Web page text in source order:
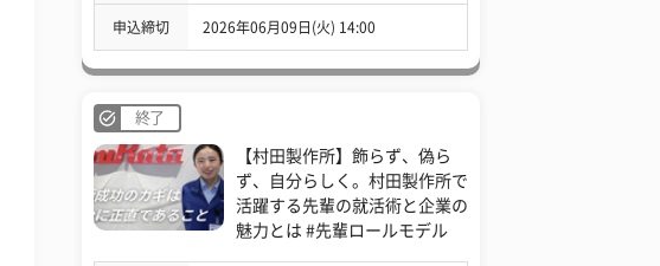
申込締切 2026年06月09日(火) 14:00
終了
【村田製作所】飾らず、偽ら
ず、自分らしく。村田製作所で
活躍する先輩の就活術と企業の
魅力とは #先輩ロールモデル